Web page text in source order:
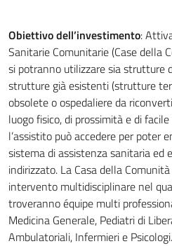
Obiettivo dell’investimento:
Sanitarie Comunitarie (Case della
si potranno utilizzare sia strutture
strutture già esistenti (strutture
obsolete o ospedaliere da
luogo fisico, di prossimità e di
l’assistito può accedere per poter
sistema di assistenza sanitaria ed
indirizzato. La Casa della
intervento multidisciplinare nel
troveranno équipe multi
Medicina Generale, Pediatri di
Ambulatoriali, Infermieri e Psicologi.